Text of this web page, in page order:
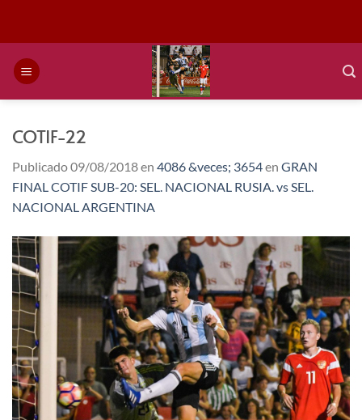
COTIF-22
Publicado09/08/2018en 4086 &veces; 3654en GRAN
FINAL COTIF SUB-20: SEL. NACIONAL RUSIA. vs SEL.
NACIONAL ARGENTINA